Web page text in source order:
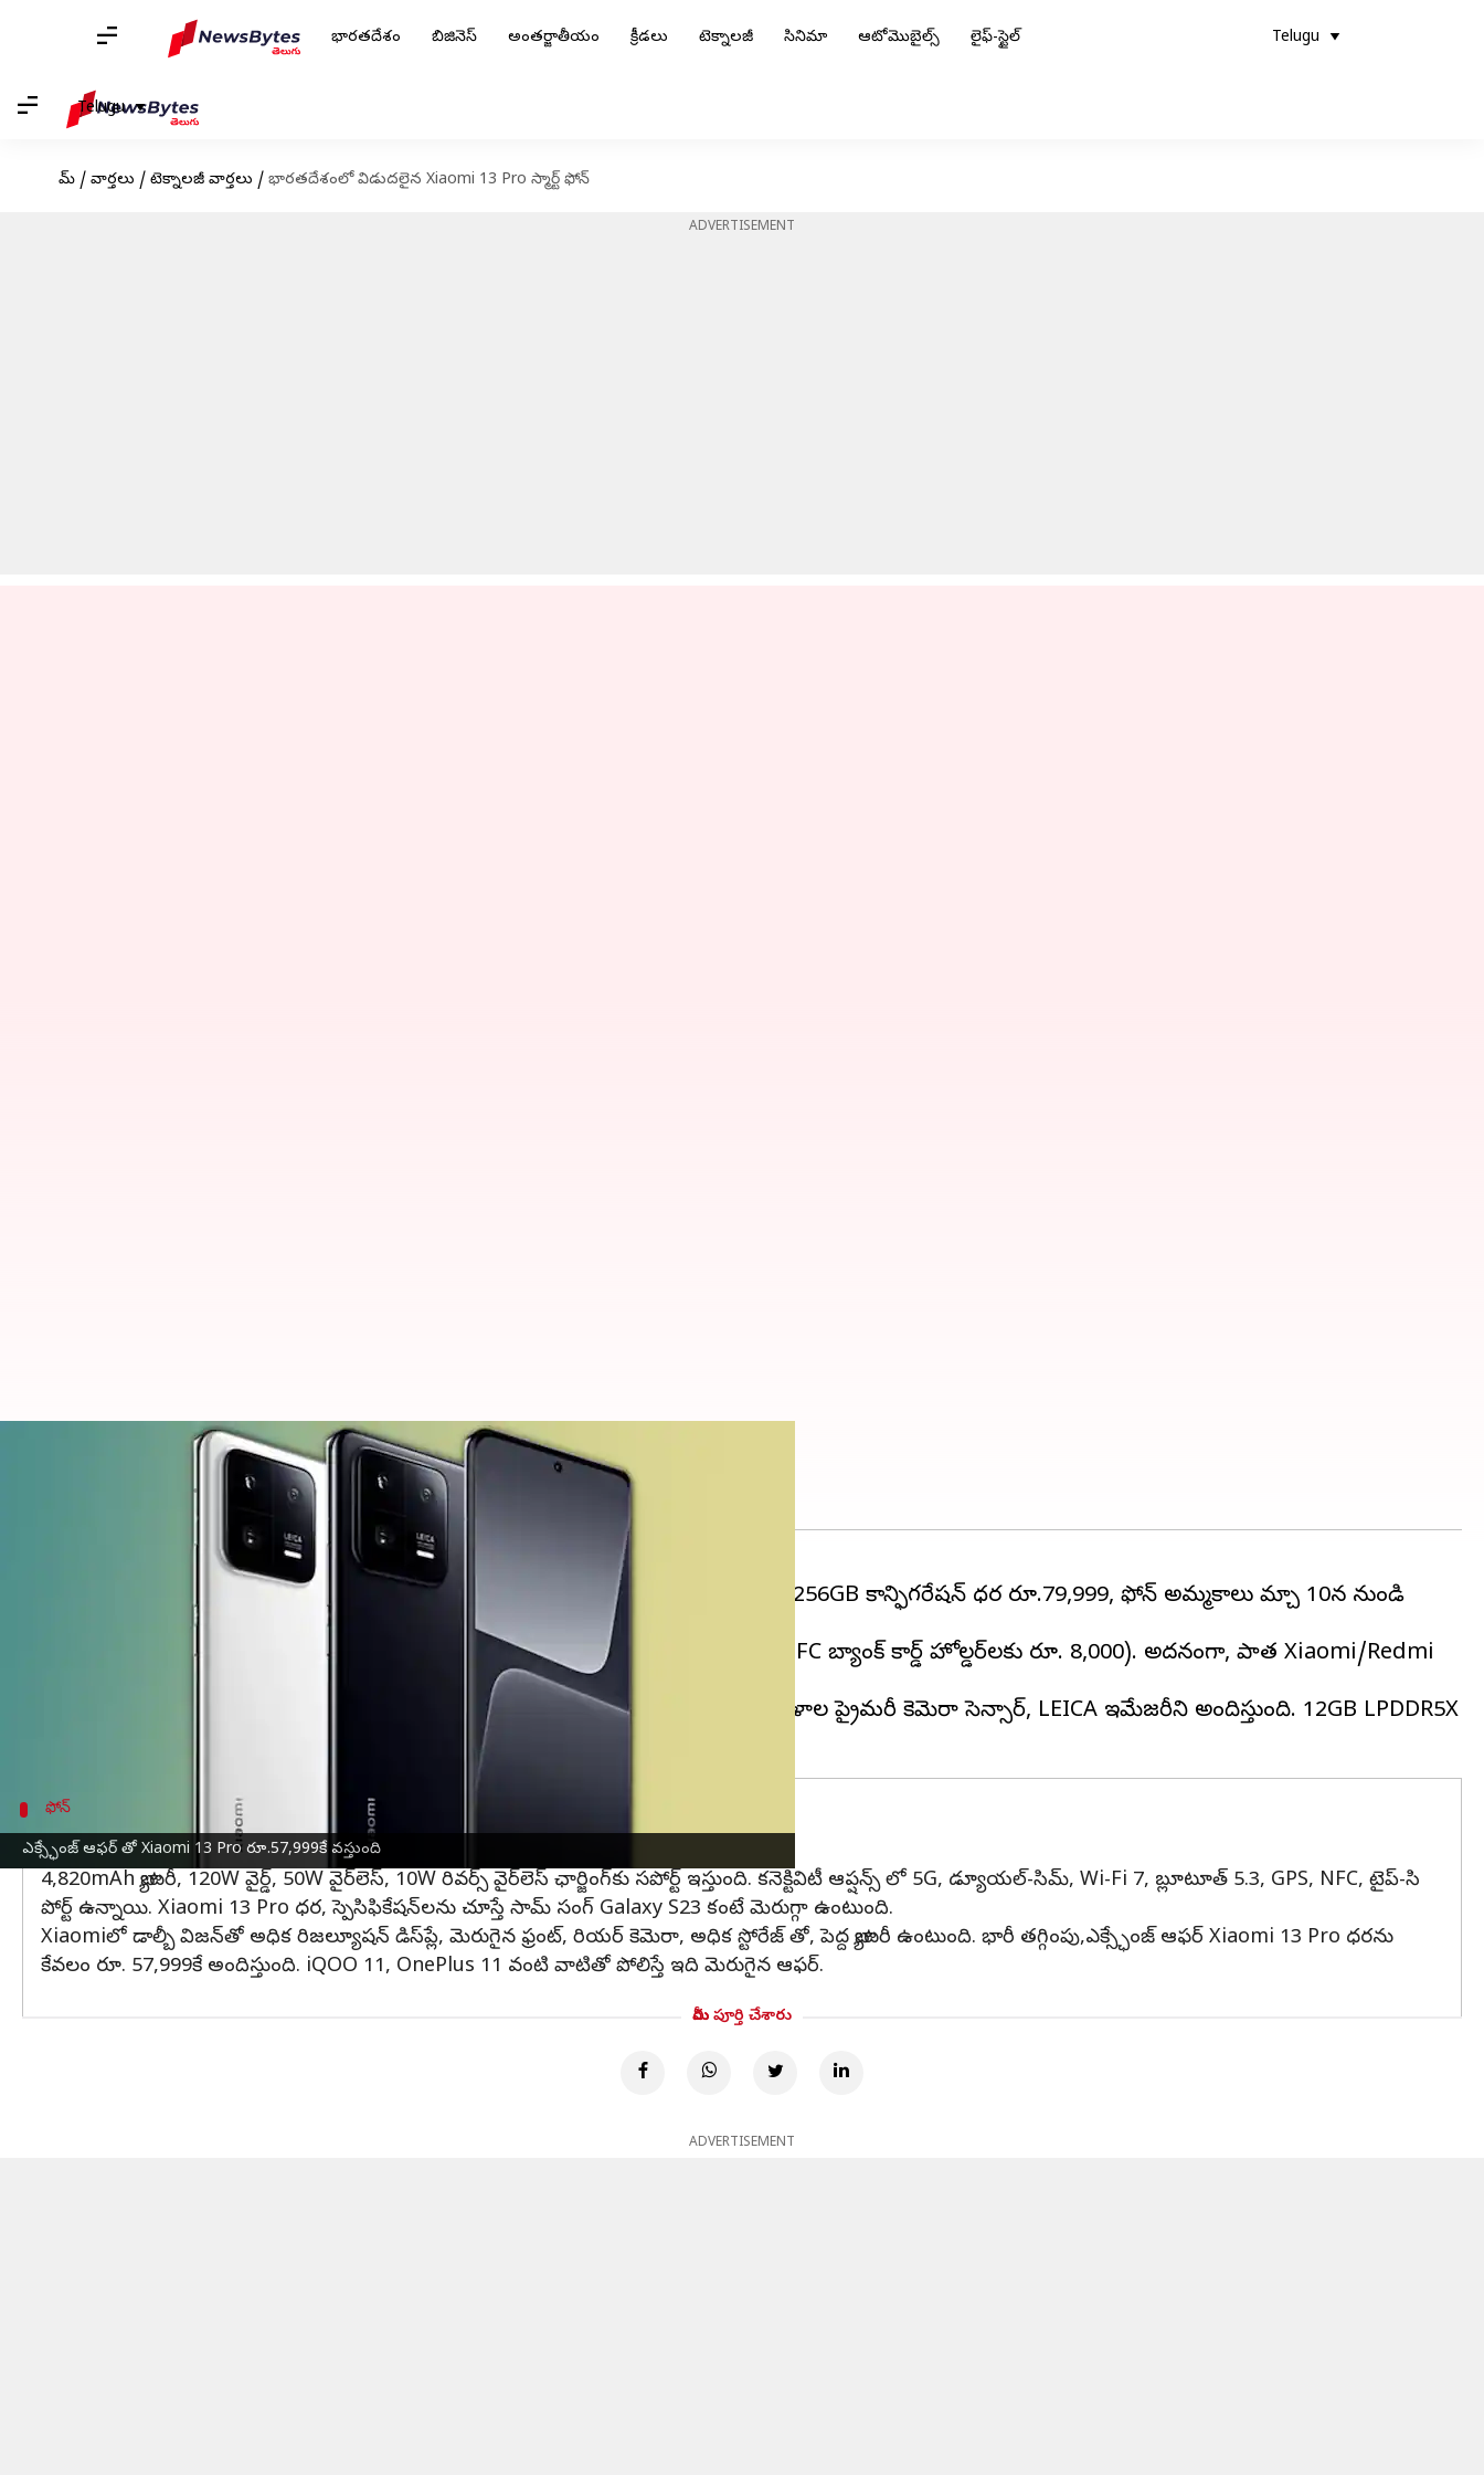
భారతదేశం బిజినెస్ అంతర్జాతీయం క్రీడలు టెక్నాలజీ సినిమా ఆటోమొబైల్స్ లైఫ్-స్టైల్ Telugu
Telugu
హోమ్ / వార్తలు / టెక్నాలజీ వార్తలు / భారతదేశంలో విడుదలైన Xiaomi 13 Pro స్మార్ట్ ఫోన్
ADVERTISEMENT
ఎక్స్ఛేంజ్ ఆఫర్ తో Xiaomi 13 Pro రూ.57,999కే వస్తుంది
భారతదేశంలో విడుదలైన Xiaomi 13 Pro స్మార్ట్ ఫోన్
Mar 01, 2023 10:51 am
తన సరికొత్త స్మార్ట్‌ఫోన్, Xiaomi 13 Proని భారతదేశంలో విడుదల చేసింది. 12GB/256GB కాన్ఫిగరేషన్ ధర రూ.79,999, ఫోన్ అమ్మకాలు మార్చి 10న నుండి
ప్రారంభమవుతాయి. మార్కెట్లో ఇది సామ్ సంగ్ Galaxy S23కి పోటీగా ఉంటుంది.
ఫోన్ ధర రూ.79,999, అయినా ICICI బ్యాంక్ కార్డ్‌ల ద్వారా రూ.10,000 తక్షణ తగ్గింపు (HDFC బ్యాంక్ కార్డ్ హోల్డర్‌లకు రూ. 8,000). అదనంగా, పాత Xiaomi/Redmi
ఇది IP68-రేటెడ్ డస్ట్, వాటర్ రెసిస్టెన్స్ తో పాటు కార్నింగ్ గొరిల్లా గ్లాస్ విక్టస్ రక్షణతో, 1.0-అంగుళాల ప్రైమరీ కెమెరా సెన్సార్, LEICA ఇమేజరీని అందిస్తుంది. 12GB LPDDR5X
ఫోన్
భారీ తగ్గింపు,ఎక్స్ఛేంజ్ ఆఫర్ తో Xiaomi 13 Pro రూ. 57,999కే వస్తుంది
4,820mAh బ్యాటరీ, 120W వైర్డ్, 50W వైర్‌లెస్, 10W రివర్స్ వైర్‌లెస్ ఛార్జింగ్‌కు సపోర్ట్ ఇస్తుంది. కనెక్టివిటీ ఆప్షన్స్ లో 5G, డ్యూయల్-సిమ్‌, Wi-Fi 7, బ్లూటూత్ 5.3, GPS, NFC, టైప్-సి
పోర్ట్ ఉన్నాయి. Xiaomi 13 Pro ధర, స్పెసిఫికేషన్‌లను చూస్తే సామ్ సంగ్ Galaxy S23 కంటే మెరుగ్గా ఉంటుంది.
Xiaomiలో డాల్బీ విజన్‌తో అధిక రిజల్యూషన్ డిస్‌ప్లే, మెరుగైన ఫ్రంట్, రియర్ కెమెరా, అధిక స్టోరేజ్ తో, పెద్ద బ్యాటరీ ఉంటుంది. భారీ తగ్గింపు,ఎక్స్ఛేంజ్ ఆఫర్ Xiaomi 13 Pro ధరను
కేవలం రూ. 57,999కే అందిస్తుంది. iQOO 11, OnePlus 11 వంటి వాటితో పోలిస్తే ఇది మెరుగైన ఆఫర్.
మీరు పూర్తి చేశారు
ADVERTISEMENT